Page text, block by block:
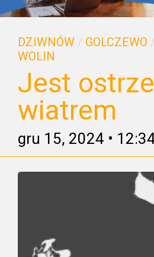
DZIWNÓW / GOLCZEWO /
WOLIN
Jest
wiatrem
gru 15, 2024 •